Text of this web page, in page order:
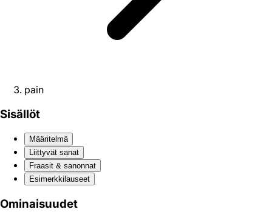
pain
Sisällöt
Määritelmä
Liittyvät sanat
Fraasit & sanonnat
Esimerkkilauseet
Ominaisuudet